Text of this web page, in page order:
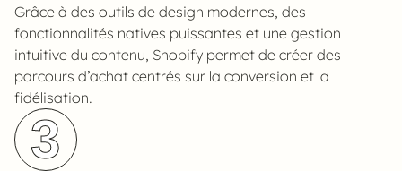
Grâce à des outils de design modernes, des
fonctionnalités natives puissantes et une gestion
intuitive du contenu, Shopify permet de créer des
parcours d’achat centrés sur la conversion et la
fidélisation.
3